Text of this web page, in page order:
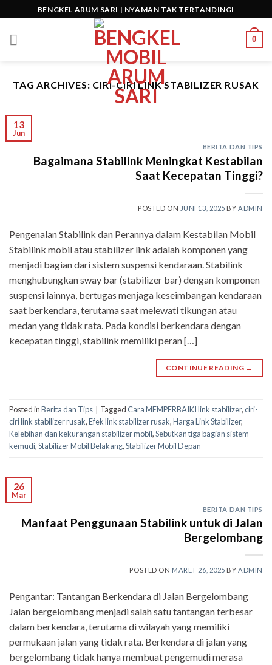
to
content
BENGKEL ARUM SARI | NYAMAN TAK TERTANDINGI
0
TAG ARCHIVES: CIRI-CIRI LINK STABILIZER RUSAK
13
Jun
BERITA DAN TIPS
Bagaimana Stabilink Meningkat Kestabilan
Saat Kecepatan Tinggi?
POSTED ON JUNI 13, 2025 BY ADMIN
Pengenalan Stabilink dan Perannya dalam Kestabilan Mobil
Stabilink mobil atau stabilizer link adalah komponen yang
menjadi bagian dari sistem suspensi kendaraan. Stabilink
menghubungkan sway bar (stabilizer bar) dengan komponen
suspensi lainnya, bertugas menjaga keseimbangan kendaraan
saat berkendara, terutama saat melewati tikungan atau
medan yang tidak rata. Pada kondisi berkendara dengan
kecepatan tinggi, stabilink memiliki peran […]
CONTINUE READING →
Posted inBerita dan Tips TaggedCara MEMPERBAIKI link stabilizer,ciri-
ciri link stabilizer rusak,Efek link stabilizer rusak,Harga Link Stabilizer,
Kelebihan dan kekurangan stabilizer mobil,Sebutkan tiga bagian sistem
kemudi,Stabilizer Mobil Belakang,Stabilizer Mobil Depan
26
Mar
BERITA DAN TIPS
Manfaat Penggunaan Stabilink untuk di Jalan
Bergelombang
POSTED ON MARET 26, 2025 BYADMIN
Pengantar: Tantangan Berkendara di Jalan Bergelombang
Jalan bergelombang menjadi salah satu tantangan terbesar
dalam berkendara, terutama di wilayah yang memiliki
permukaan jalan yang tidak rata. Berkendara di jalan yang
bergelombang tidak hanya membuat pengemudi merasa